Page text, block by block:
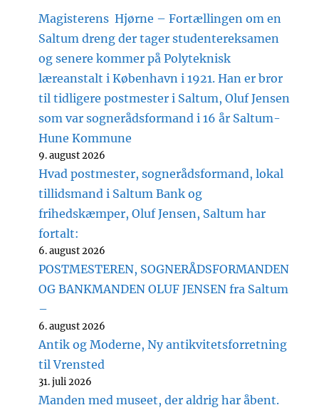
Magisterens Hjørne – Fortællingen om en
Saltum dreng der tager studentereksamen
og senere kommer på Polyteknisk
læreanstalt i København i 1921. Han er bror
til tidligere postmester i Saltum, Oluf Jensen
som var sognerådsformand i 16 år Saltum-
Hune Kommune
9. august 2026
Hvad postmester, sognerådsformand, lokal
tillidsmand i Saltum Bank og
frihedskæmper, Oluf Jensen, Saltum har
fortalt:
6. august 2026
POSTMESTEREN, SOGNERÅDSFORMANDEN
OG BANKMANDEN OLUF JENSEN fra Saltum
–
6. august 2026
Antik og Moderne, Ny antikvitetsforretning
til Vrensted
31. juli 2026
Manden med museet, der aldrig har åbent.